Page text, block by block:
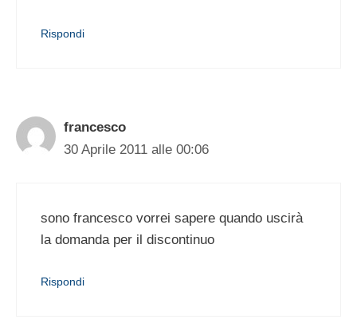
Rispondi
francesco
30 Aprile 2011 alle 00:06
sono francesco vorrei sapere quando uscirà
la domanda per il discontinuo
Rispondi